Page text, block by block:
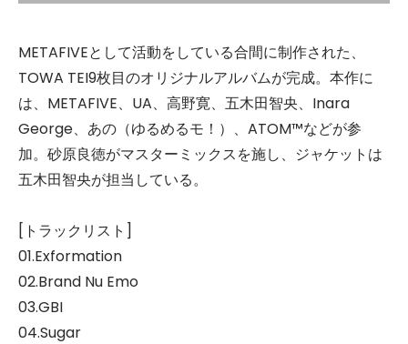
METAFIVEとして活動をしている合間に制作された、
TOWA TEI9枚目のオリジナルアルバムが完成。本作に
は、METAFIVE、UA、高野寛、五木田智央、Inara
George、あの（ゆるめるモ！）、ATOM™などが参
加。砂原良徳がマスターミックスを施し、ジャケットは
五木田智央が担当している。
[トラックリスト]
01.Exformation
02.Brand Nu Emo
03.GBI
04.Sugar